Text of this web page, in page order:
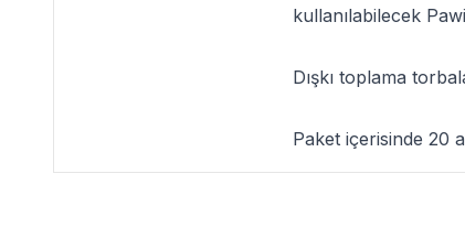
kullanılabilecek
Dışkı toplama
Paket içerisinde 20